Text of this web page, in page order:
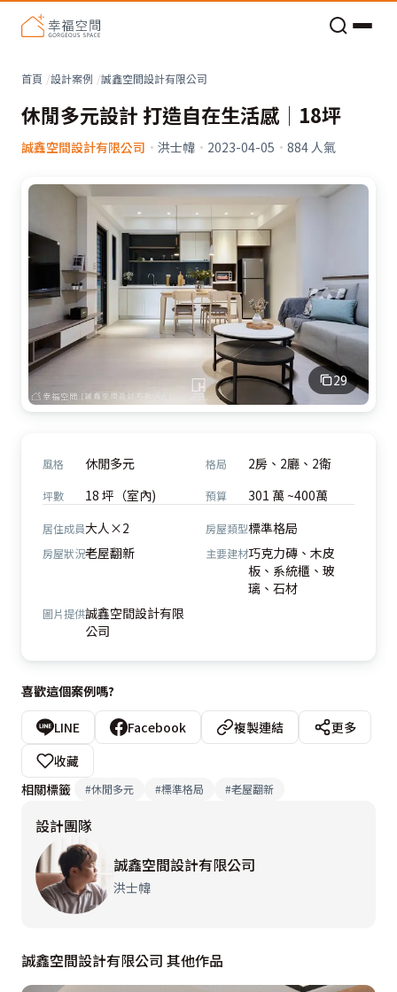
首頁 設計案例 誠鑫空間設計有限公司
休閒多元設計 打造自在生活感│18坪
誠鑫空間設計有限公司 · 洪士幃 · 2023-04-05 · 884人氣
29
風格 休閒多元 格局 2房、2廳、2衛
坪數 18 坪（室內) 預算 301 萬 ~400萬
居住成員大人×2 房屋類型標準格局
房屋狀況老屋翻新 主要建材巧克力磚、木皮
板、系統櫃、玻
璃、石材
圖片提供誠鑫空間設計有限
公司
喜歡這個案例嗎?
LINE Facebook 複製連結
更多
收藏
相關標籤
#休閒多元 #標準格局 #老屋翻新
設計團隊
誠鑫空間設計有限公司
洪士幃
誠鑫空間設計有限公司 其他作品